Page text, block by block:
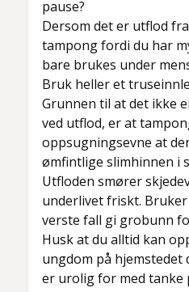
pause?
Dersom det er utflod
tampong fordi du har
bare brukes under
Bruk heller et
Grunnen til at det ikke
ved utflod, er at
oppsugningsevne at
ømfintlige slimhinnen i
Utfloden smører
underlivet friskt.
verste fall gi grobunn
Husk at du alltid kan
ungdom på hjemstedet
er urolig for med tanke